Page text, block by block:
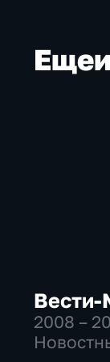
Еще
Вести-
2008 –